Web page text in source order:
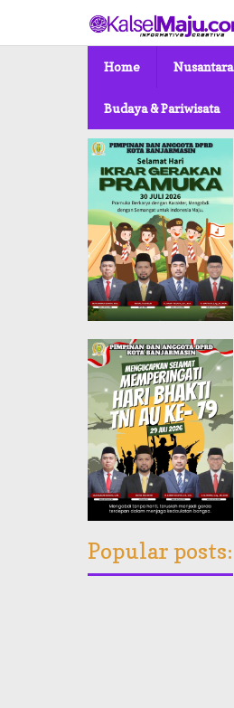
konten
Home Nusantara
Budaya & Pariwisata
Popular posts: